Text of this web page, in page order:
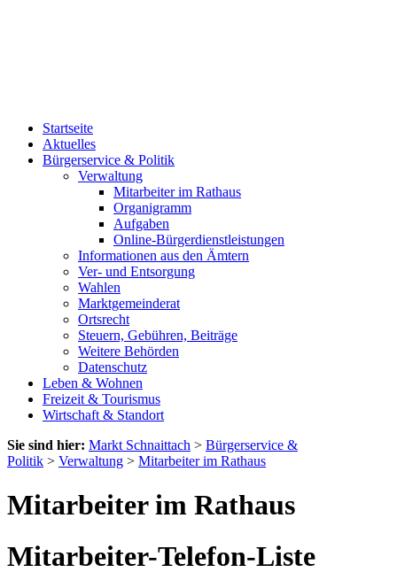
Startseite
Aktuelles
Bürgerservice & Politik
Verwaltung
Mitarbeiter im Rathaus
Organigramm
Aufgaben
Online-Bürgerdienstleistungen
Informationen aus den Ämtern
Ver- und Entsorgung
Wahlen
Marktgemeinderat
Ortsrecht
Steuern, Gebühren, Beiträge
Weitere Behörden
Datenschutz
Leben & Wohnen
Freizeit & Tourismus
Wirtschaft & Standort
Sie sind hier: Markt Schnaittach > Bürgerservice &
Politik > Verwaltung > Mitarbeiter im Rathaus
Mitarbeiter im Rathaus
Mitarbeiter-Telefon-Liste